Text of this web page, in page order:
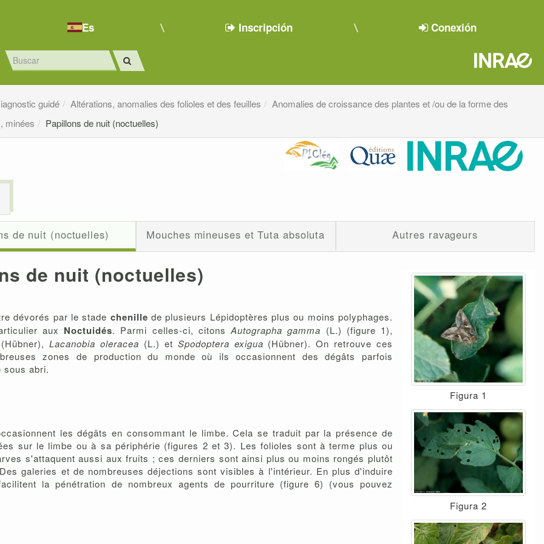
Es Inscripción Conexión
guidé Altérations, anomalies des folioles et des feuilles
Anomalies de croissance des plantes et /ou de la forme des
minées
Papillons de nuit (noctuelles)
de nuit (noctuelles) Mouches mineuses et Tuta absoluta Autres ravageurs
de nuit (noctuelles)
dévorés par le stade chenille de plusieurs Lépidoptères plus ou moins polyphages.
aux Noctuidés. Parmi celles-ci, citonsAutographa gamma (L.) (figure 1),
Lacanobia oleracea (L.) et Spodoptera exigua (Hübner). On retrouve ces
zones de production du monde où ils occasionnent des dégâts parfois
sous abri.
les dégâts en consommant le limbe. Cela se traduit par la présence de
sur le limbe ou à sa périphérie (figures 2 et 3). Les folioles sont à terme plus ou
s'attaquent aussi aux fruits ; ces derniers sont ainsi plus ou moins rongés plutôt
galeries et de nombreuses déjections sont visibles à l'intérieur. En plus d'induire
la pénétration de nombreux agents de pourriture (figure 6) (vous pouvez
Figura 1
Figura 2